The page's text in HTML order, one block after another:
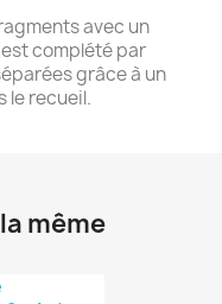
avec un
complété par
grâce à un
le recueil.
même